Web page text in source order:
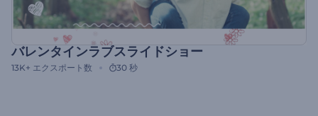
バレンタインラブスライドショー
13K+ エクスポート数 30 秒